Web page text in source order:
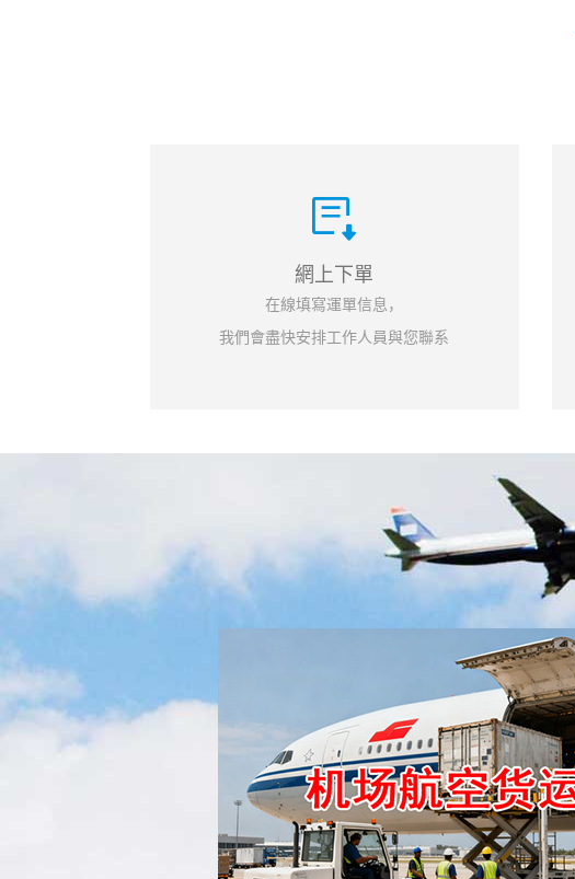
網上下單
在線填寫運單信息，
我們會盡快安排工作人員與您聯系